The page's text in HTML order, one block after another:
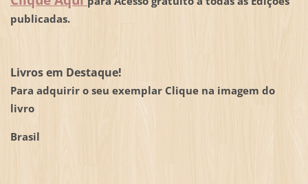
publicadas.
Livros em Destaque!
Para adquirir o seu exemplar Clique na imagem do
livro
Brasil